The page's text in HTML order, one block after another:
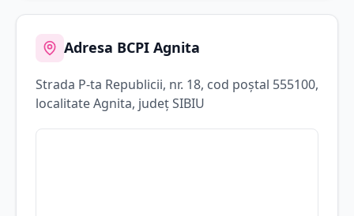
Adresa BCPI Agnita
Strada P-ta Republicii, nr. 18, cod poștal 555100,
localitateAgnita, județSIBIU